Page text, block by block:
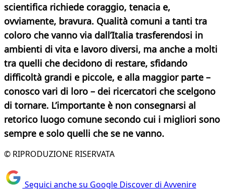
scientifica richiede coraggio, tenacia e,
ovviamente, bravura. Qualità comuni a tanti tra
coloro che vanno via dall’Italia trasferendosi in
ambienti di vita e lavoro diversi, ma anche a molti
tra quelli che decidono di restare, sfidando
difficoltà grandi e piccole, e alla maggior parte –
conosco vari di loro – dei ricercatori che scelgono
di tornare. L’importante è non consegnarsi al
retorico luogo comune secondo cui i migliori sono
sempre e solo quelli che se ne vanno.
© RIPRODUZIONE RISERVATA
Seguici anche su Google Discover di Avvenire